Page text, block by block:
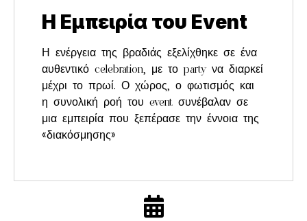
Η Εμπειρία του Event
Η ενέργεια της βραδιάς εξελίχθηκε σε ένα
αυθεντικό celebration, με το party να διαρκεί
μέχρι το πρωί. Ο χώρος, ο φωτισμός και
η συνολική ροή του event συνέβαλαν σε
μια εμπειρία που ξεπέρασε την έννοια της
«διακόσμησης»